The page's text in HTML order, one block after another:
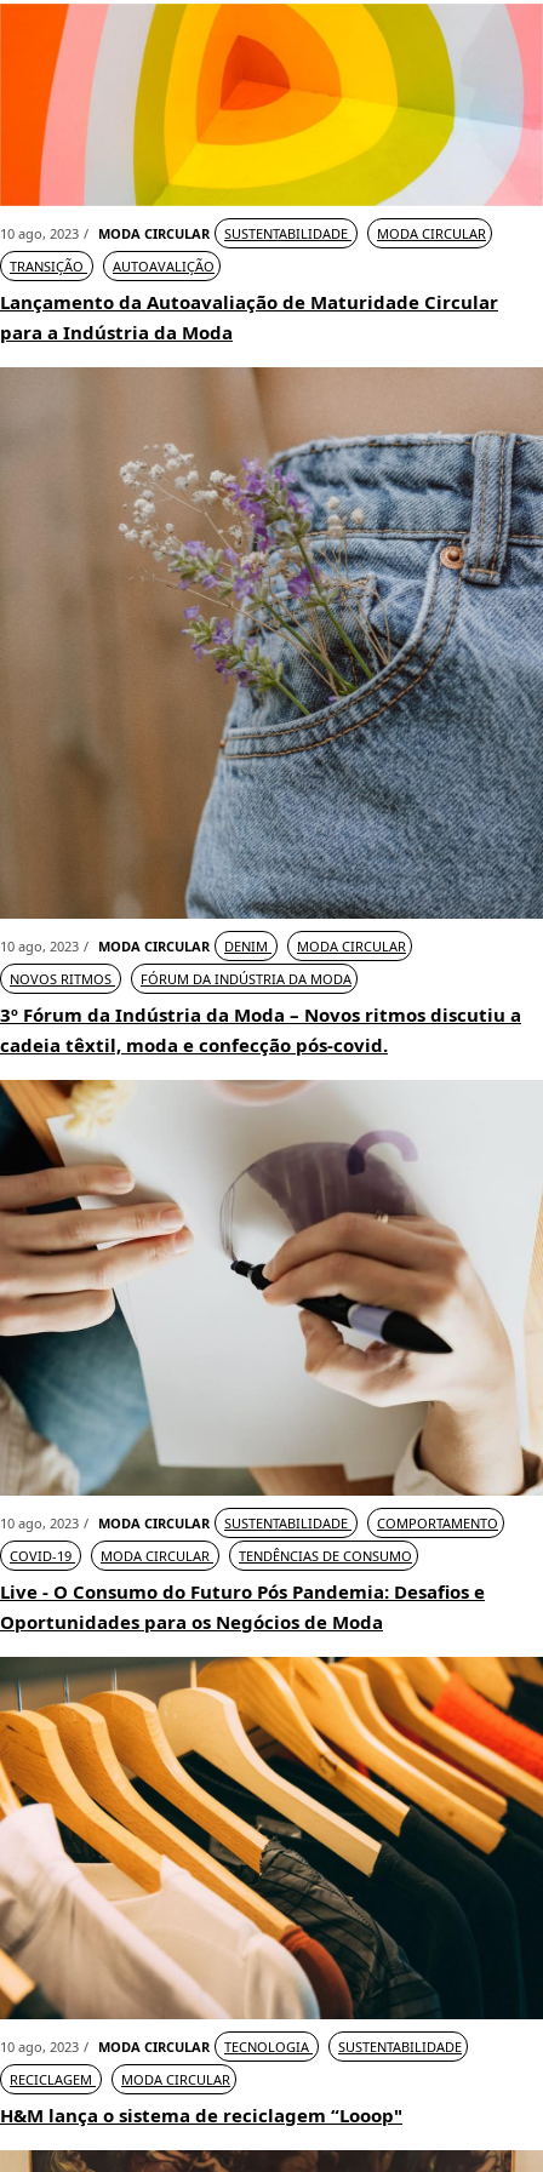
10 ago, 2023 MODA CIRCULAR SUSTENTABILIDADE
MODA CIRCULAR
TRANSIÇÃO
AUTOAVALIÇÃO
Lançamento da Autoavaliação de Maturidade Circular
para a Indústria da Moda
10 ago, 2023 MODA CIRCULAR DENIM
MODA CIRCULAR
NOVOS RITMOS
FÓRUM DA INDÚSTRIA DA MODA
3º Fórum da Indústria da Moda – Novos ritmos discutiu a
cadeia têxtil, moda e confecção pós-covid.
10 ago, 2023 MODA CIRCULAR SUSTENTABILIDADE
COMPORTAMENTO
COVID-19
MODA CIRCULAR TENDÊNCIAS DE CONSUMO
Live - O Consumo do Futuro Pós Pandemia: Desafios e
Oportunidades para os Negócios de Moda
10 ago, 2023 MODA CIRCULAR TECNOLOGIA
SUSTENTABILIDADE
RECICLAGEM
MODA CIRCULAR
H&M lança o sistema de reciclagem “Looop"